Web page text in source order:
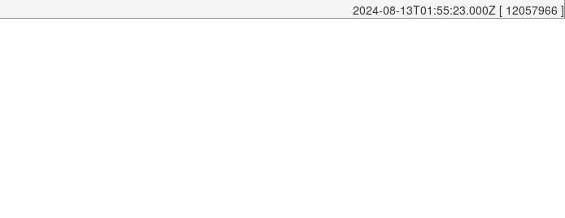
2024-08-13T01:55:23.000Z [ 12057966 ]